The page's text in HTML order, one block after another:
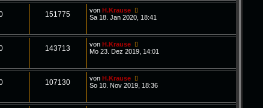
151775 vonH.Krause
Sa 18. Jan 2020, 18:41
143713 vonH.Krause
Mo 23. Dez 2019, 14:01
107130 vonH.Krause
So 10. Nov 2019, 18:36